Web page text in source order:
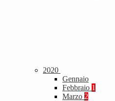
2020
Gennaio
Febbraio 1
Marzo 2